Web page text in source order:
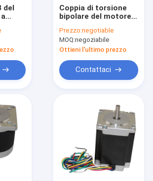
del
Coppia di torsione
bipolare del motore
NEMA23 del motore
passo a passo
3.0N.M di CNC alta
Prezzo:negotiable
MOQ:negoziabile
Ottieni l'ultimo prezzo
Contattaci